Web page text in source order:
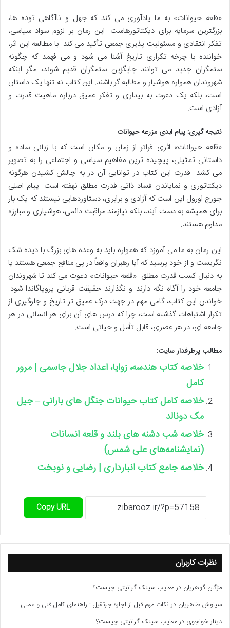
«قلعه حیوانات» به ما یادآوری می کند که جهل و ناآگاهی توده ها،
بزرگترین سرمایه برای دیکتاتورهاست. این رمان بر لزوم سواد سیاسی،
تفکر انتقادی و مسئولیت پذیری جمعی تأکید می کند. با مطالعه این اثر،
خواننده با چرخه تکراری تاریخ آشنا می شود و می فهمد که چگونه
ستمگران جدید می توانند جایگزین ستمگران قدیم شوند، مگر اینکه
شهروندان همواره هوشیار و مطالبه گر باشند. این کتاب نه تنها یک داستان
است، بلکه یک دعوت به بیداری و تفکر عمیق درباره ماهیت قدرت و
آزادی است.
نتیجه گیری: پیام ابدی مزرعه حیوانات
«قلعه حیوانات» اثری فراتر از زمان و مکان است که با زبانی ساده و
داستانی تمثیلی، پیچیده ترین مفاهیم سیاسی و اجتماعی را به تصویر
می کشد. قدرت این کتاب در توانایی آن در به چالش کشیدن هرگونه
دیکتاتوری و نمایاندن فساد ذاتی قدرت مطلق نهفته است. پیام اصلی
جورج اورول این است که آزادی و برابری، دستاوردهایی نیستند که یک بار
برای همیشه به دست آیند، بلکه نیازمند مراقبت دائمی، هوشیاری و مبارزه
مداوم هستند.
این رمان به ما می آموزد که همواره باید به وعده های بزرگ با دیده شک
نگریست و از خود پرسید که آیا رهبران واقعاً در پی منافع جمعی هستند یا
به دنبال کسب قدرت مطلق. «قلعه حیوانات» دعوت می کند تا شهروندان
جامعه خود را آگاه نگه دارند و نگذارند حقیقت قربانی پروپاگاندا شود.
خواندن این کتاب، گامی مهم در جهت درک عمیق تر تاریخ و جلوگیری از
تکرار اشتباهات گذشته است، چرا که درس های آن برای هر انسانی در هر
جامعه ای، در هر عصری، قابل تأمل و حیاتی است.
مطالب پرطرفدار سایت:
خلاصه کتاب هندسه، زوایا، اعداد جلال جاسمی | مرور
کامل
خلاصه کامل کتاب حیوانات جنگل های بارانی – جیل
مک دونالد
خلاصه شب دشنه های بلند و قلعه انسانات
(نمایشنامه‌های علی شمس)
خلاصه جامع کتاب انبارداری | رضایی و نوبخت
Copy URL
نظرات کاربران
مژگان گوهریان درمعایب سینک گرانیتی چیست؟
سیاوش طاهریان درنکات مهم قبل از اجاره جرثقیل : راهنمای کامل فنی و عملی
دینار خواجوی درمعایب سینک گرانیتی چیست؟